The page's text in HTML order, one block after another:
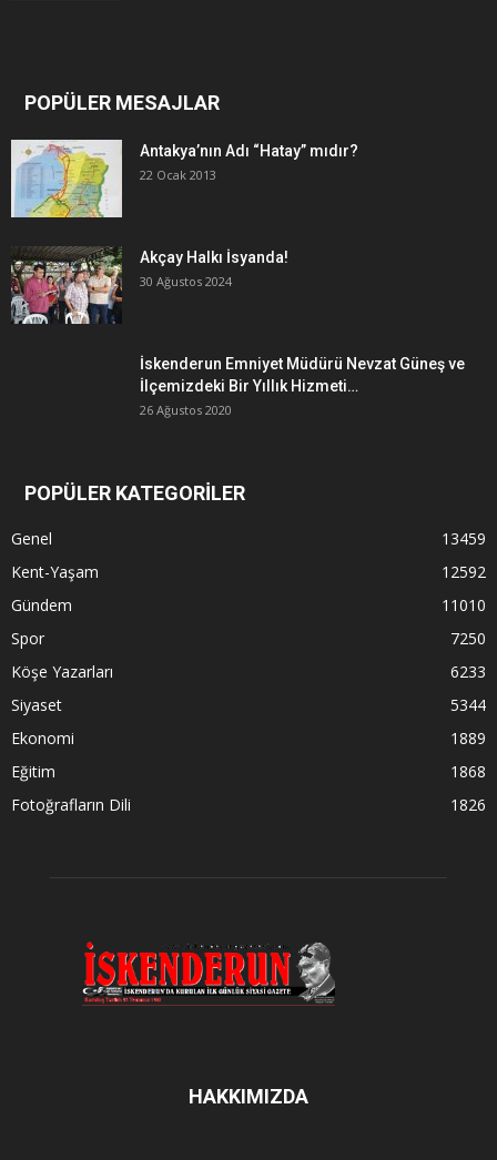
POPÜLER MESAJLAR
Antakya’nın Adı “Hatay” mıdır?
22 Ocak 2013
Akçay Halkı İsyanda!
30 Ağustos 2024
İskenderun Emniyet Müdürü Nevzat Güneş ve
İlçemizdeki Bir Yıllık Hizmeti…
26 Ağustos 2020
POPÜLER KATEGORİLER
Genel
13459
Kent-Yaşam
12592
Gündem
11010
Spor
7250
Köşe Yazarları
6233
Siyaset
5344
Ekonomi
1889
Eğitim
1868
Fotoğrafların Dili
1826
HAKKIMIZDA